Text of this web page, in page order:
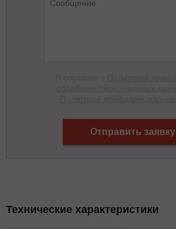
Отправить заявку
Технические характеристики